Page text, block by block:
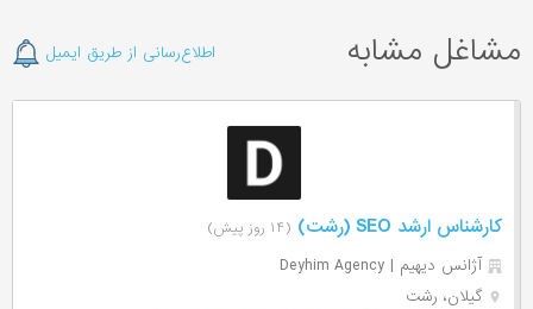
مشاغل مشابه اطلاع‌رسانی از طریق ایمیل
کارشناس ارشد SEO (رشت) (۱۴ روز پیش)
آژانس دیهیم | Deyhim Agency
گیلان، رشت